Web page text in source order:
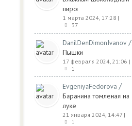
пирог
1 марта 2024, 17:28 |
37
DanilDenDimonIvanov /
Пышки
17 февраля 2024, 21:06 |
1
EvgeniyaFedorova /
Баранина томленая на
луке
21 января 2024, 14:47 |
1